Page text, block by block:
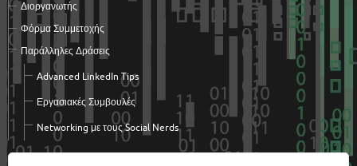
Διοργανωτής
Φόρμα Συμμετοχής
Παράλληλες Δράσεις
Advanced LinkedΙn Tips
Εργασιακές Συμβουλές
Networking με τους Social Nerds